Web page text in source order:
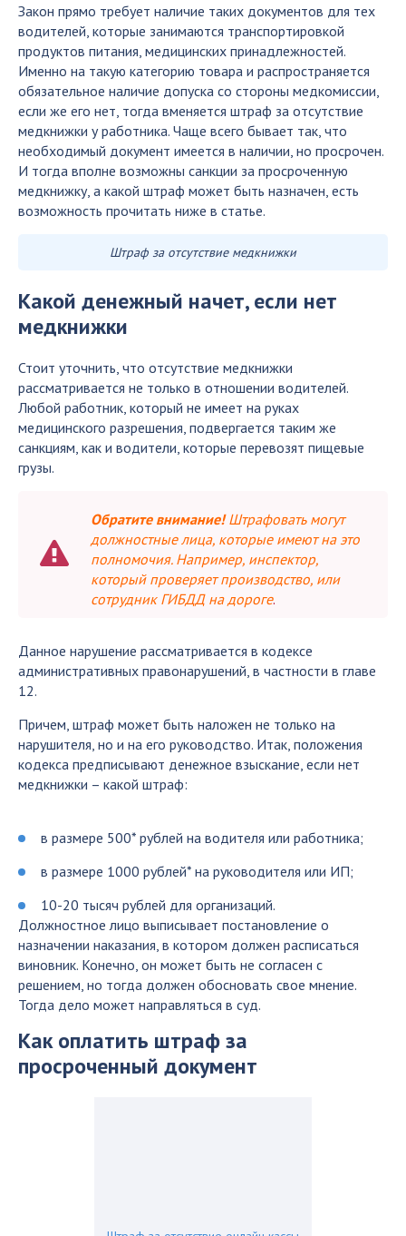
Закон прямо требует наличие таких документов для тех
водителей, которые занимаются транспортировкой
продуктов питания, медицинских принадлежностей.
Именно на такую категорию товара и распространяется
обязательное наличие допуска со стороны медкомиссии,
если же его нет, тогда вменяется штраф за отсутствие
медкнижки у работника. Чаще всего бывает так, что
необходимый документ имеется в наличии, но просрочен.
И тогда вполне возможны санкции за просроченную
медкнижку, а какой штраф может быть назначен, есть
возможность прочитать ниже в статье.
Штраф за отсутствие медкнижки
Какой денежный начет, если нет
медкнижки
Стоит уточнить, что отсутствие медкнижки
рассматривается не только в отношении водителей.
Любой работник, который не имеет на руках
медицинского разрешения, подвергается таким же
санкциям, как и водители, которые перевозят пищевые
грузы.
Обратите внимание!Штрафовать могут
должностные лица, которые имеют на это
полномочия. Например, инспектор,
который проверяет производство, или
сотрудник ГИБДД на дороге.
Данное нарушение рассматривается в кодексе
административных правонарушений, в частности в главе
12.
Причем, штраф может быть наложен не только на
нарушителя, но и на его руководство. Итак, положения
кодекса предписывают денежное взыскание, если нет
медкнижки – какой штраф:
в размере 500* рублей на водителя или работника;
в размере 1000 рублей* на руководителя или ИП;
10-20 тысяч рублей для организаций.
Должностное лицо выписывает постановление о
назначении наказания, в котором должен расписаться
виновник. Конечно, он может быть не согласен с
решением, но тогда должен обосновать свое мнение.
Тогда дело может направляться в суд.
Как оплатить штраф за
просроченный документ